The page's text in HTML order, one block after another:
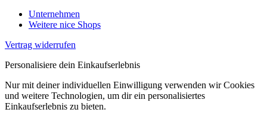
Unternehmen
Weitere nice Shops
Vertrag widerrufen
Personalisiere dein Einkaufserlebnis
Nur mit deiner individuellen Einwilligung verwenden wir Cookies
und weitere Technologien, um dir ein personalisiertes
Einkaufserlebnis zu bieten.